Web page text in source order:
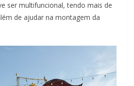
ser multifuncional, tendo mais de
de ajudar na montagem da